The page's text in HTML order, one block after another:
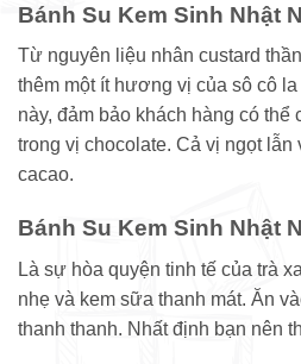
Bánh Su Kem Sinh Nhật
Từ nguyên liệu nhân custard
thêm một ít hương vị của sô cô
này, đảm bảo khách hàng có thể
trong vị chocolate. Cả vị ngọt
cacao.
Bánh Su Kem Sinh Nhật
Là sự hòa quyện tinh tế của trà
nhẹ và kem sữa thanh mát. Ăn
thanh thanh. Nhất định bạn nên